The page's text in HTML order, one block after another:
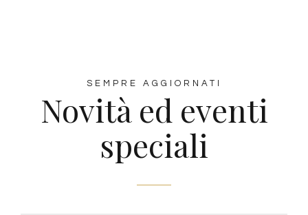
SEMPRE AGGIORNATI
Novità ed eventi
speciali